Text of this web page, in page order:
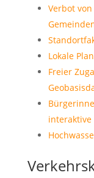
Verbot
Lokale
Freier